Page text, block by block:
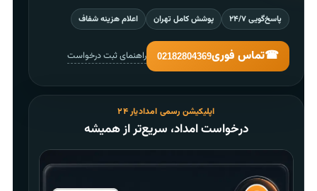
پاسخ‌گویی ۲۴/۷ پوشش کامل تهران اعلام هزینه شفاف
☎تماس فوری02182804369 راهنمای ثبت درخواست
اپلیکیشن رسمی امدادیار ۲۴
درخواست امداد، سریع‌تر از همیشه